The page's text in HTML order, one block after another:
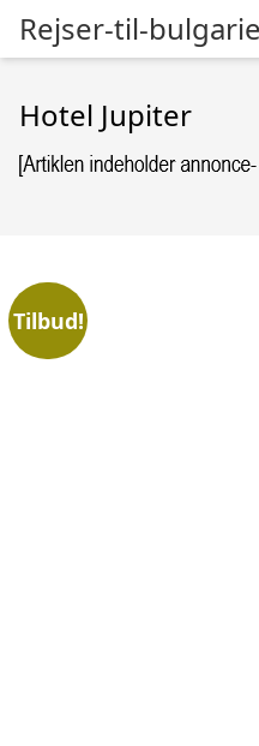
Rejser-til-
Hotel Jupiter
Tilbud!